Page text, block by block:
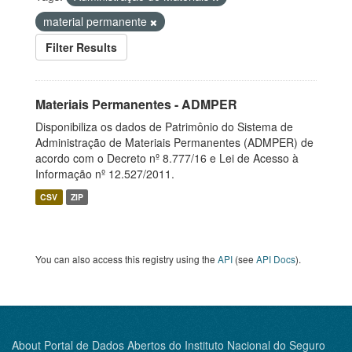
material permanente
Filter Results
Materiais Permanentes - ADMPER
Disponibiliza os dados de Patrimônio do Sistema de
Administração de Materiais Permanentes (ADMPER) de
acordo com o Decreto nº 8.777/16 e Lei de Acesso à
Informação nº 12.527/2011.
CSV ZIP
You can also access this registry using the API (see API Docs).
About Portal de Dados Abertos do Instituto Nacional do Seguro